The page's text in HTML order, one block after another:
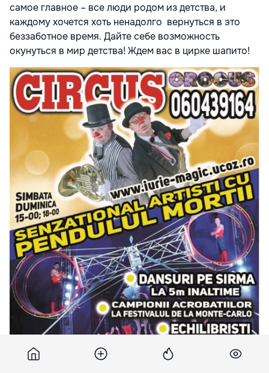
самое главное – все люди родом из детства, и
каждому хочется хоть ненадолго вернуться в это
беззаботное время. Дайте себе возможность
окунуться в мир детства! Ждем вас в цирке шапито!